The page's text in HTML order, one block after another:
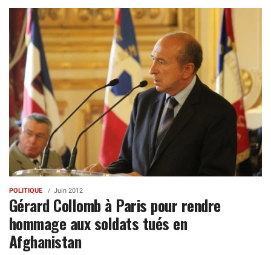
POLITIQUE Juin 2012
Gérard Collomb à Paris pour rendre
hommage aux soldats tués en
Afghanistan